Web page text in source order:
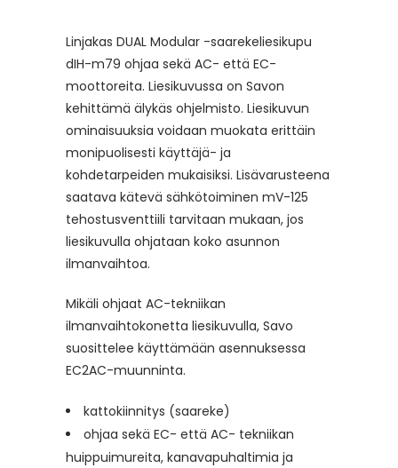
Linjakas DUAL Modular -saarekeliesikupu
dIH-m79 ohjaa sekä AC- että EC-
moottoreita. Liesikuvussa on Savon
kehittämä älykäs ohjelmisto. Liesikuvun
ominaisuuksia voidaan muokata erittäin
monipuolisesti käyttäjä- ja
kohdetarpeiden mukaisiksi. Lisävarusteena
saatava kätevä sähkötoiminen mV-125
tehostusventtiili tarvitaan mukaan, jos
liesikuvulla ohjataan koko asunnon
ilmanvaihtoa.
Mikäli ohjaat AC-tekniikan
ilmanvaihtokonetta liesikuvulla, Savo
suosittelee käyttämään asennuksessa
EC2AC-muunninta.
kattokiinnitys (saareke)
ohjaa sekä EC- että AC- tekniikan
huippuimureita, kanavapuhaltimia ja